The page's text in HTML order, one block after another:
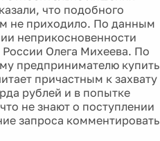
что подобного
не приходило. По данным
неприкосновенности
Олега Михеева. По
предпринимателю купить
причастным к захвату
рублей и в попытке
не знают о поступлении
запроса комментировать